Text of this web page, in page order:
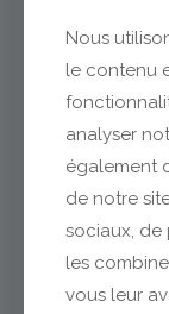
Nous
le contenu
analyser
également
de notre
sociaux, de
les
vous leur